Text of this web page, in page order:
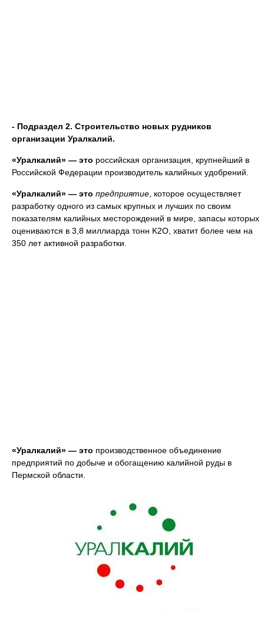
- Подраздел 2. Строительство новых рудников
организации Уралкалий.
«Уралкалий» — это российская организация, крупнейший в
Российской Федерации производитель калийных удобрений.
«Уралкалий» — это предприятие , которое осуществляет
разработку одного из самых крупных и лучших по своим
показателям калийных месторождений в мире, запасы которых
оцениваются в 3,8 миллиарда тонн K2O, хватит более чем на
350 лет активной разработки.
«Уралкалий» — это производственное объединение
предприятий по добыче и обогащению калийной руды в
Пермской области.